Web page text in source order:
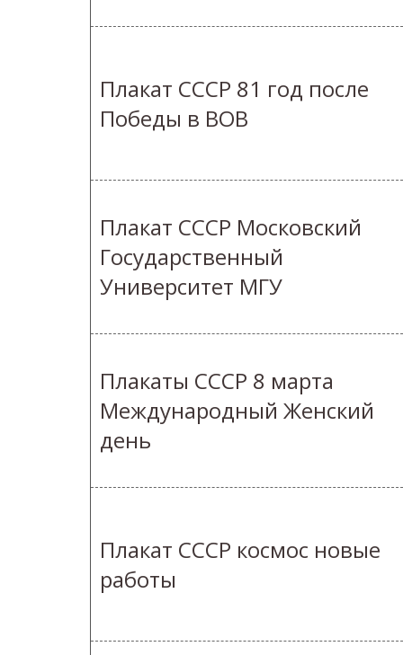
Плакат СССР 81 год после
Победы в ВОВ
Плакат СССР Московский
Государственный
Университет МГУ
Плакаты СССР 8 марта
Международный Женский
день
Плакат СССР космос новые
работы